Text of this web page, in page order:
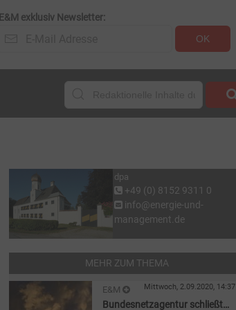
E&M exklusiv Newsletter:
OK
dpa
+49 (0) 8152 9311 0
info@energie-und-
management.de
MEHR ZUM THEMA
E&M
KOHLEKRAFTWERKE
Mittwoch, 2.09.2020, 14:37
Bundesnetzagentur schließt